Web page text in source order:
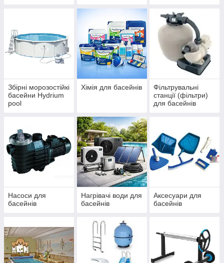
(ЧЕХІЯ)
Збірні морозостійкі
басейни Hydrium
pool
Хімія для басейнів
Фільтрувальні
станції (фільтри)
для басейнів
Насоси для
басейнів
Нагрівачі води для
басейнів
Аксесуари для
басейнів